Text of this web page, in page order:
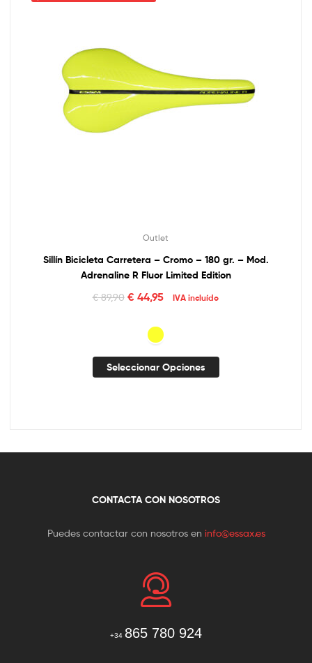
Outlet
Sillín Bicicleta Carretera – Cromo – 180 gr. – Mod.
Adrenaline R Fluor Limited Edition
€89,90 €44,95 IVA incluído
Seleccionar Opciones
CONTACTA CON NOSOTROS
Puedes contactar con nosotros en info@essax.es
+34 865 780 924